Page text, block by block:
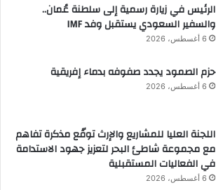
الرئيس في زيارة رسمية إلى سلطنة عُمان..
والسفير السعودي يستقبل وفد IMF
6 أغسطس، 2026
حزم الصمود يجدد صفوفه بدماء إفريقية
6 أغسطس، 2026
اللجنة العليا للمشاريع والإرث توقّع مذكرة تفاهم
مع مجموعة شاطئ البحر لتعزيز جهود الاستدامة
في الفعاليات المستقبلية
6 أغسطس، 2026